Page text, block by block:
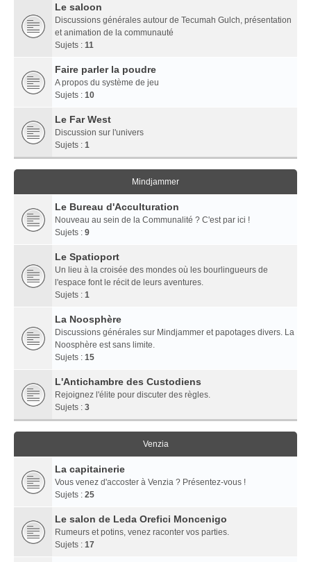
Le saloon
Discussions générales autour de Tecumah Gulch, présentation
et animation de la communauté
Sujets : 11
Faire parler la poudre
A propos du système de jeu
Sujets : 10
Le Far West
Discussion sur l'univers
Sujets : 1
Mindjammer
Le Bureau d'Acculturation
Nouveau au sein de la Communalité ? C'est par ici !
Sujets : 9
Le Spatioport
Un lieu à la croisée des mondes où les bourlingueurs de
l'espace font le récit de leurs aventures.
Sujets : 1
La Noosphère
Discussions générales sur Mindjammer et papotages divers. La
Noosphère est sans limite.
Sujets : 15
L'Antichambre des Custodiens
Rejoignez l'élite pour discuter des règles.
Sujets : 3
Venzia
La capitainerie
Vous venez d'accoster à Venzia ? Présentez-vous !
Sujets : 25
Le salon de Leda Orefici Moncenigo
Rumeurs et potins, venez raconter vos parties.
Sujets : 17